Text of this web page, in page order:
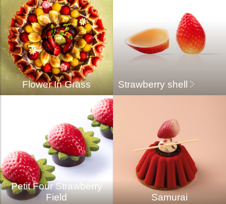
Flower In Grass Strawberry shell
Petit Four Strawberry
Field
Samurai